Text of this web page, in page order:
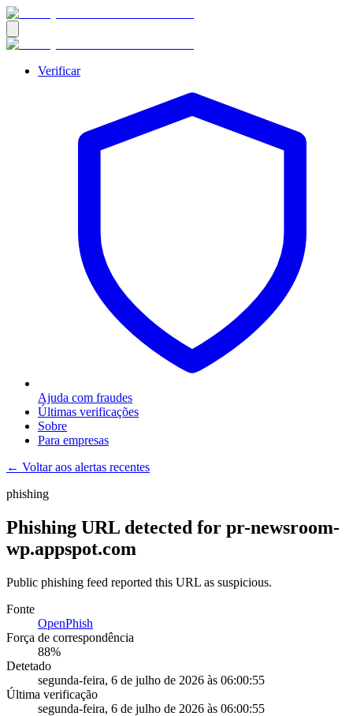
Verificar
Ajuda com fraudes
Últimas verificações
Sobre
Para empresas
← Voltar aos alertas recentes
phishing
Phishing URL detected for pr-newsroom-
wp.appspot.com
Public phishing feed reported this URL as suspicious.
Fonte
OpenPhish
Força de correspondência
88%
Detetado
segunda-feira, 6 de julho de 2026 às 06:00:55
Última verificação
segunda-feira, 6 de julho de 2026 às 06:00:55